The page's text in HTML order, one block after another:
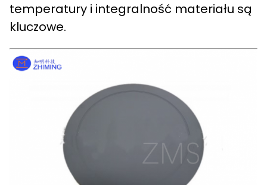
temperatury i integralność materiału są
kluczowe.